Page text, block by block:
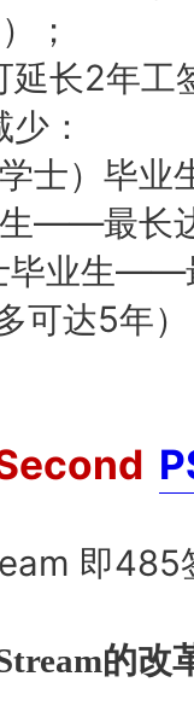
；
延长2年工
：
士）毕
——最长
业生——
可达5年）
即485
的改